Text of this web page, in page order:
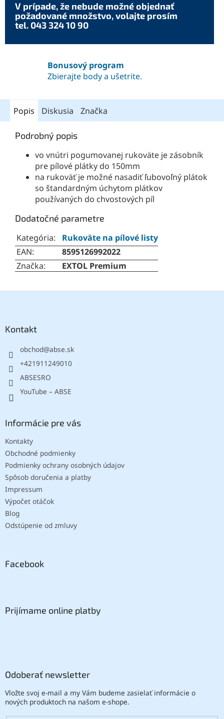
V prípade, že nebude možné objednať
požadované množstvo, volajte prosím
tel. 043 324 10 90
Bonusový program
Zbierajte body a ušetrite.
Popis Diskusia Značka
Podrobný popis
vo vnútri pogumovanej rukoväte je zásobník
pre pílové plátky do 150mm
na rukoväť je možné nasadiť ľubovoľný plátok
so štandardným úchytom plátkov
používaných do chvostových píl
Dodatočné parametre
Kategória:
Rukoväte na pílové listy
EAN:
8595126992022
Značka: EXTOL Premium
Kontakt
obchod@abse.sk
+421911249010
ABSESRO
YouTube – ABSE
Informácie pre vás
Kontakty
Obchodné podmienky
Podmienky ochrany osobných údajov
Spôsob doručenia a platby
Impressum
Výpočet otáčok
Blog
Odstúpenie od zmluvy
Facebook
Prijímame online platby
Odoberať newsletter
Vložte svoj e-mail a my Vám budeme zasielať informácie o
nových produktoch na našom e-shope.